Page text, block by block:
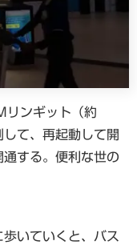
リンギット（約
て、再起動して開
する。便利な世の
いていくと、バス